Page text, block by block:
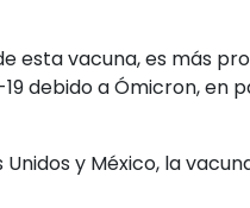
esta vacuna, es más
debido a Ómicron, en
y México, la